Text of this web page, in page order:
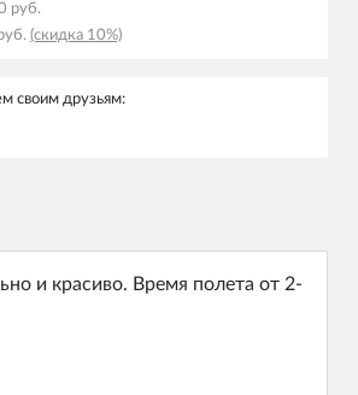
руб.
(скидка 10%)
своим друзьям:
и красиво. Время полета от 2-